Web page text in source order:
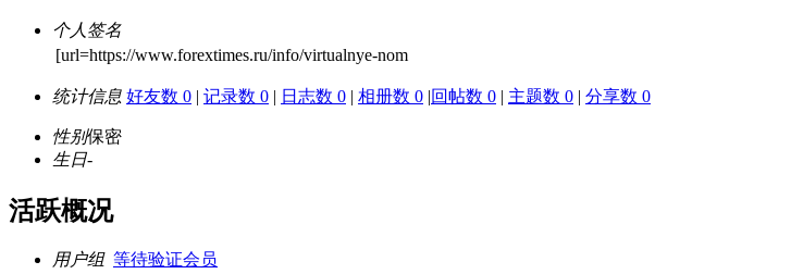
个人签名
[url=https://www.forextimes.ru/info/virtualnye-nom
统计信息 好友数 0 | 记录数 0 | 日志数 0 | 相册数 0 |回帖数 0 | 主题数 0 | 分享数 0
性别保密
生日-
活跃概况
用户组 等待验证会员